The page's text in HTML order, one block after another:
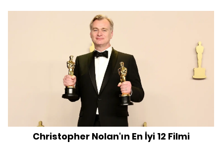
Christopher Nolan'ın En İyi 12 Filmi